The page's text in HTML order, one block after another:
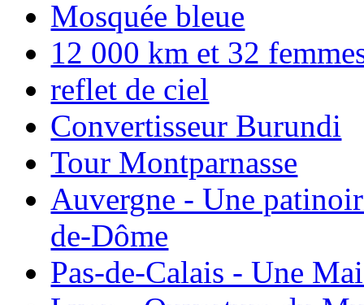
Mosquée bleue
12 000 km et 32
reflet de ciel
Convertisseur Burundi
Tour Montparnasse
Auvergne - Une
de-Dôme
Pas-de-Calais - Une